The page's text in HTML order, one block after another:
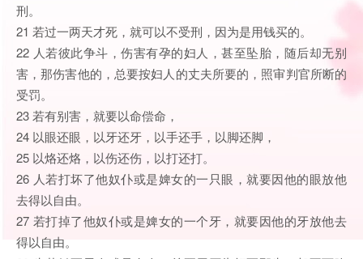
刑。
21 若过一两天才死，就可以不受刑，因为是用钱买的。
22 人若彼此争斗，伤害有孕的妇人，甚至坠胎，随后却无别
害，那伤害他的，总要按妇人的丈夫所要的，照审判官所断的
受罚。
23 若有别害，就要以命偿命，
24 以眼还眼，以牙还牙，以手还手，以脚还脚，
25 以烙还烙，以伤还伤，以打还打。
26 人若打坏了他奴仆或是婢女的一只眼，就要因他的眼放他
去得以自由。
27 若打掉了他奴仆或是婢女的一个牙，就要因他的牙放他去
得以自由。